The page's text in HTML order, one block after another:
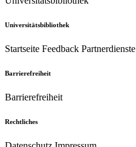
Universitätsbibliothek
Startseite Feedback Partnerdienste
Barrierefreiheit
Barrierefreiheit
Rechtliches